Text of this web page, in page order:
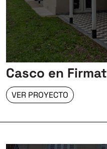
Casco en Firmat
VER PROYECTO